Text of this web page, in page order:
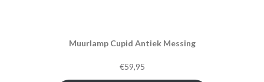
Muurlamp Cupid Antiek Messing
€59,95